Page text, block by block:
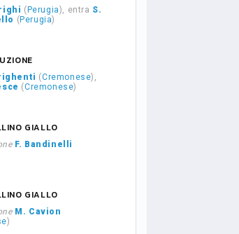
( Perugia), entra S.
( Perugia)
(Cremonese),
(Cremonese)
GIALLO
F. Bandinelli
GIALLO
M. Cavion
)